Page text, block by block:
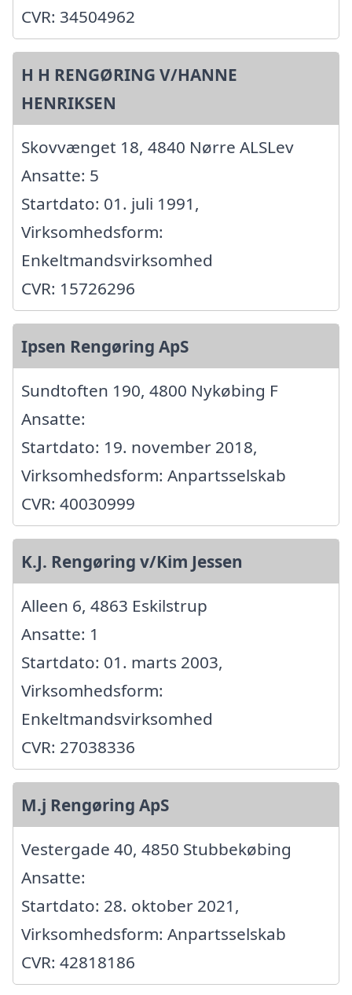
CVR: 34504962
H H RENGØRING V/HANNE
HENRIKSEN
Skovvænget 18, 4840 Nørre ALSLev
Ansatte: 5
Startdato: 01. juli 1991,
Virksomhedsform:
Enkeltmandsvirksomhed
CVR: 15726296
Ipsen Rengøring ApS
Sundtoften 190, 4800 Nykøbing F
Ansatte:
Startdato: 19. november 2018,
Virksomhedsform: Anpartsselskab
CVR: 40030999
K.J. Rengøring v/Kim Jessen
Alleen 6, 4863 Eskilstrup
Ansatte: 1
Startdato: 01. marts 2003,
Virksomhedsform:
Enkeltmandsvirksomhed
CVR: 27038336
M.j Rengøring ApS
Vestergade 40, 4850 Stubbekøbing
Ansatte:
Startdato: 28. oktober 2021,
Virksomhedsform: Anpartsselskab
CVR: 42818186